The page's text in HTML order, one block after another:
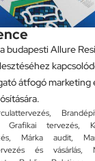
budapesti Allure
átfogó marketing
,
Grafikai tervezés,
, Márka audit,
és vásárlás,